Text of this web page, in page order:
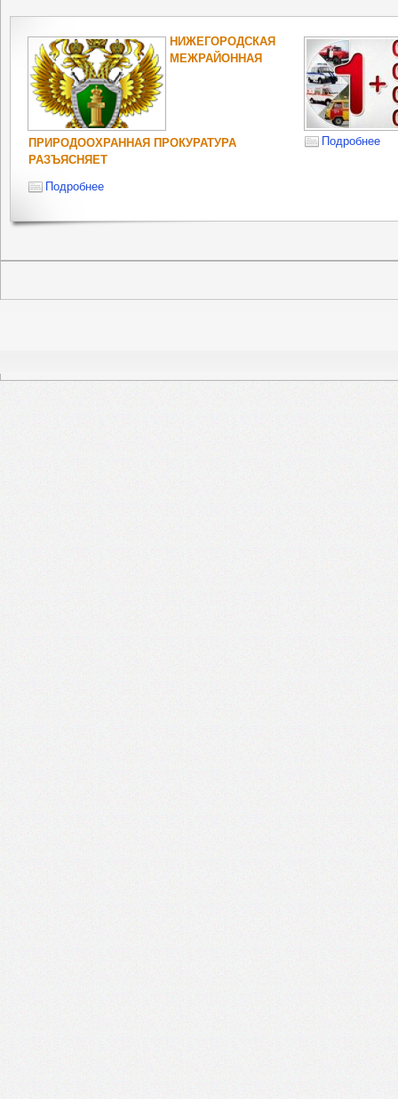
НИЖЕГОРОДСКАЯ
МЕЖРАЙОННАЯ
ПРИРОДООХРАННАЯ ПРОКУРАТУРА
РАЗЪЯСНЯЕТ
Подробнее
Подробнее